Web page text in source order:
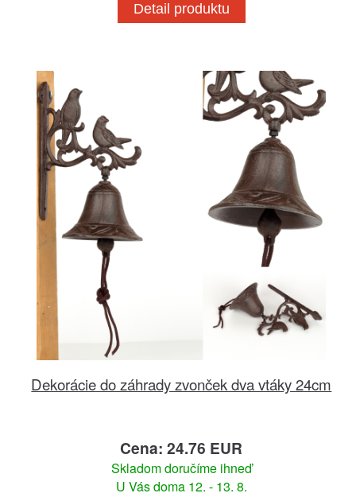
Detail produktu
Dekorácie do záhrady zvonček dva vtáky 24cm
Cena: 24.76 EUR
Skladom doručíme ihneď
U Vás doma 12. - 13. 8.